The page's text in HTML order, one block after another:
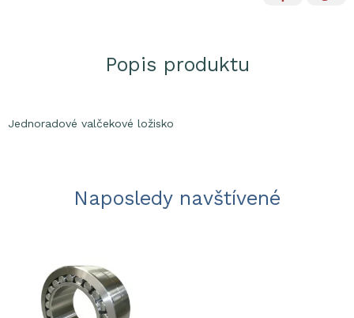
Popis produktu
Jednoradové valčekové ložisko
Naposledy navštívené